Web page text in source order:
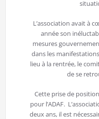
L’association avait à
année son
mesures
dans les
lieu à la rentrée, le
de se
Cette prise de
pour l’ADAF.
deux ans, il est